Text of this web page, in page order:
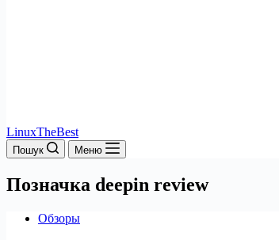
LinuxTheBest
Пошук Меню
Позначка deepin review
Обзоры